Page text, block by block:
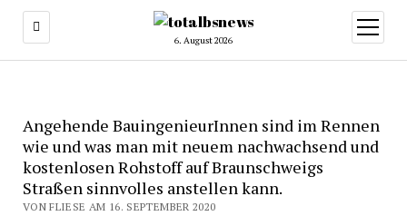
6. August 2026
Menü
öffnen
Angehende BauingenieurInnen sind im Rennen
wie und was man mit neuem nachwachsend und
kostenlosen Rohstoff auf Braunschweigs
Straßen sinnvolles anstellen kann.
VON FLIESE AM 16. SEPTEMBER 2020